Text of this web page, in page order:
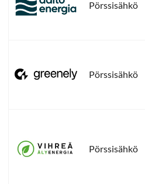
Pörssisähkö
Pörssisähkö
Pörssisähkö